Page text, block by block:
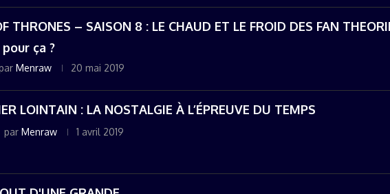
THRONES – SAISON 8 : LE CHAUD ET LE FROID DES FAN
ça ?
Menraw 20 mai 2019
LOINTAIN : LA NOSTALGIE À L’ÉPREUVE DU TEMPS
par Menraw 1 avril 2019